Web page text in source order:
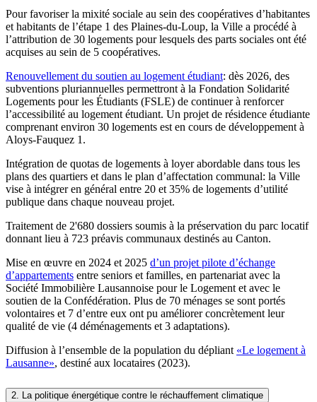
Pour favoriser la mixité sociale au sein des coopératives d’habitantes
et habitants de l’étape 1 des Plaines-du-Loup, la Ville a procédé à
l’attribution de 30 logements pour lesquels des parts sociales ont été
acquises au sein de 5 coopératives.
Renouvellement du soutien au logement étudiant: dès 2026, des
subventions pluriannuelles permettront à la Fondation Solidarité
Logements pour les Étudiants (FSLE) de continuer à renforcer
l’accessibilité au logement étudiant. Un projet de résidence étudiante
comprenant environ 30 logements est en cours de développement à
Aloys-Fauquez 1.
Intégration de quotas de logements à loyer abordable dans tous les
plans des quartiers et dans le plan d’affectation communal: la Ville
vise à intégrer en général entre 20 et 35% de logements d’utilité
publique dans chaque nouveau projet.
Traitement de 2'680 dossiers soumis à la préservation du parc locatif
donnant lieu à 723 préavis communaux destinés au Canton.
Mise en œuvre en 2024 et 2025 d’un projet pilote d’échange
d’appartements entre seniors et familles, en partenariat avec la
Société Immobilière Lausannoise pour le Logement et avec le
soutien de la Confédération. Plus de 70 ménages se sont portés
volontaires et 7 d’entre eux ont pu améliorer concrètement leur
qualité de vie (4 déménagements et 3 adaptations).
Diffusion à l’ensemble de la population du dépliant «Le logement à
Lausanne», destiné aux locataires (2023).
2. La politique énergétique contre le réchauffement climatique